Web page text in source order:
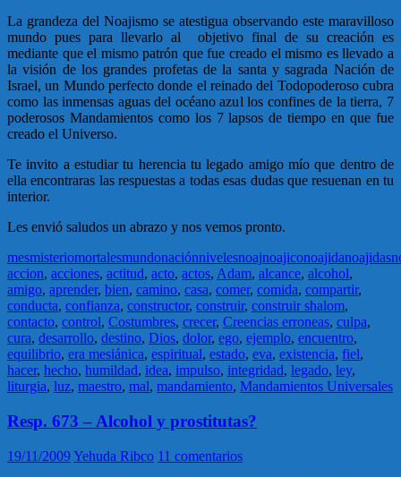
La grandeza del Noajismo se atestigua observando este maravilloso
mundo pues para llevarlo al objetivo final de su creación es
mediante que el mismo patrón que fue creado el mismo es llevado a
la visión de los grandes profetas de la santa y sagrada Nación de
Israel, un Mundo perfecto donde el reinado del Todopoderoso cubra
como las inmensas aguas del océano azul los confines de la tierra, 7
poderosos Mandamientos como los 7 lapsos de tiempo en que fue
creado el Universo.
Te invito a estudiar tu herencia tu legado amigo mío que dentro de
ella encontraras las respuestas a todas esas dudas que resuenan en tu
interior.
Les envió saludos un abrazo y nos vemos pronto.
mesmisteriomortalesmundonaciónnivelesnoajnoajiconoajidanoajidas
accion, acciones, actitud, acto, actos, Adam, alcance, alcohol,
amigo, aprender, bien, camino, casa, comer, comida, compartir,
conducta, confianza, constructor, construir, construir shalom,
contacto, control, Costumbres, crecer, Creencias erroneas, culpa,
cura, desarrollo, destino, Dios, dolor, ego, ejemplo, encuentro,
equilibrio, era mesiánica, espiritual, estado, eva, existencia, fiel,
hacer, hecho, humildad, idea, impulso, integridad, legado, ley,
liturgia, luz, maestro, mal, mandamiento, Mandamientos Universales
Resp. 673 – Alcohol y prostitutas?
19/11/2009Yehuda Ribco 11 comentarios